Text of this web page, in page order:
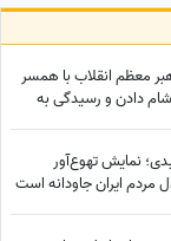
معظم انقلاب با همسر
در آپارتمان 100 متری تا شام دادن و رسیدگی به
نمایش تهوع‌آور
مردم ایران جاودانه است